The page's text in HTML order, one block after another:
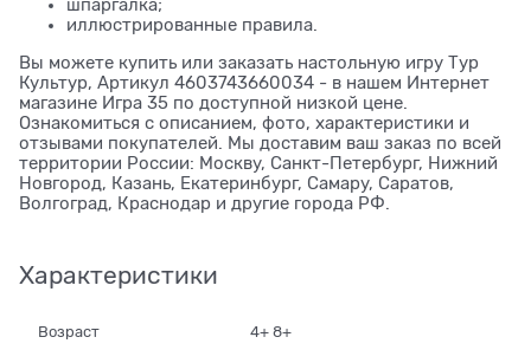
шпаргалка;
иллюстрированные правила.
Вы можете купить или заказать настольную игру Тур
Культур, Артикул 4603743660034 - в нашем Интернет
магазине Игра 35 по доступной низкой цене.
Ознакомиться с описанием, фото, характеристики и
отзывами покупателей. Мы доставим ваш заказ по всей
территории России: Москву, Санкт-Петербург, Нижний
Новгород, Казань, Екатеринбург, Самару, Саратов,
Волгоград, Краснодар и другие города РФ.
Характеристики
Возраст 4+ 8+